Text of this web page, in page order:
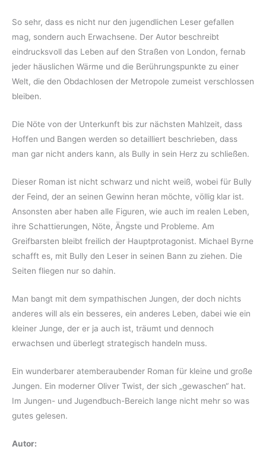
So sehr, dass es nicht nur den jugendlichen Leser gefallen
mag, sondern auch Erwachsene. Der Autor beschreibt
eindrucksvoll das Leben auf den Straßen von London, fernab
jeder häuslichen Wärme und die Berührungspunkte zu einer
Welt, die den Obdachlosen der Metropole zumeist verschlossen
bleiben.
Die Nöte von der Unterkunft bis zur nächsten Mahlzeit, dass
Hoffen und Bangen werden so detailliert beschrieben, dass
man gar nicht anders kann, als Bully in sein Herz zu schließen.
Dieser Roman ist nicht schwarz und nicht weiß, wobei für Bully
der Feind, der an seinen Gewinn heran möchte, völlig klar ist.
Ansonsten aber haben alle Figuren, wie auch im realen Leben,
ihre Schattierungen, Nöte, Ängste und Probleme. Am
Greifbarsten bleibt freilich der Hauptprotagonist. Michael Byrne
schafft es, mit Bully den Leser in seinen Bann zu ziehen. Die
Seiten fliegen nur so dahin.
Man bangt mit dem sympathischen Jungen, der doch nichts
anderes will als ein besseres, ein anderes Leben, dabei wie ein
kleiner Junge, der er ja auch ist, träumt und dennoch
erwachsen und überlegt strategisch handeln muss.
Ein wunderbarer atemberaubender Roman für kleine und große
Jungen. Ein moderner Oliver Twist, der sich „gewaschen“ hat.
Im Jungen- und Jugendbuch-Bereich lange nicht mehr so was
gutes gelesen.
Autor: